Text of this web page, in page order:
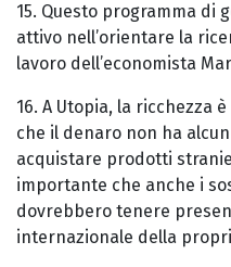
15. Questo programma di
attivo nell’orientare la
lavoro dell’economista
16. A Utopia, la ricchezza
che il denaro non ha
acquistare prodotti
importante che anche i
dovrebbero tenere
internazionale della